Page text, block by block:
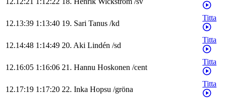
12.13:39 1:13:40 19. Sari Tanus /kd
Titta
12.14:48 1:14:49 20. Aki Lindén /sd
Titta
12.16:05 1:16:06 21. Hannu Hoskonen /cent
Titta
12.17:19 1:17:20 22. Inka Hopsu /gröna
Titta